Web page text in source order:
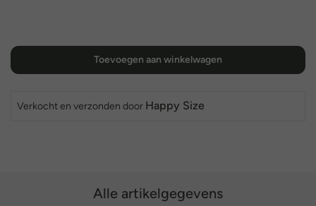
Toevoegen aan winkelwagen
Verkocht en verzonden door Happy Size
Alle artikelgegevens